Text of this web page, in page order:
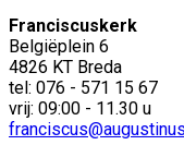
Franciscuskerk
Belgiëplein 6
4826 KT Breda
tel: 076 - 571 15 67
vrij: 09:00 - 11.30 u